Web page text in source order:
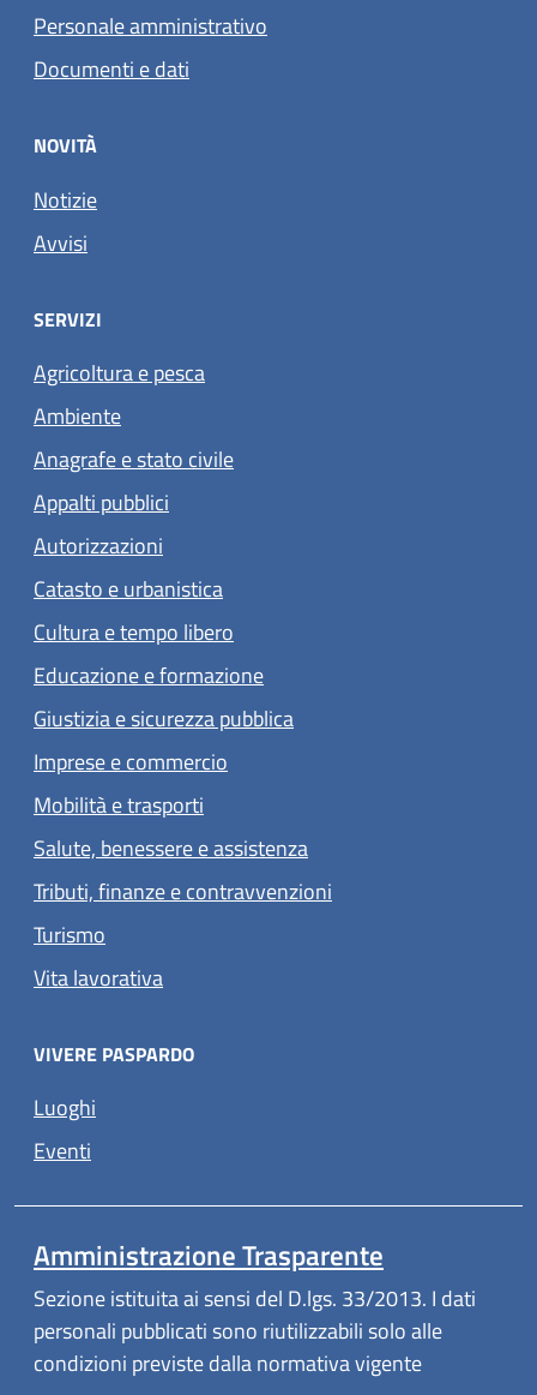
Personale amministrativo
Documenti e dati
NOVITÀ
Notizie
Avvisi
SERVIZI
Agricoltura e pesca
Ambiente
Anagrafe e stato civile
Appalti pubblici
Autorizzazioni
Catasto e urbanistica
Cultura e tempo libero
Educazione e formazione
Giustizia e sicurezza pubblica
Imprese e commercio
Mobilità e trasporti
Salute, benessere e assistenza
Tributi, finanze e contravvenzioni
Turismo
Vita lavorativa
VIVERE PASPARDO
Luoghi
Eventi
Amministrazione Trasparente
Sezione istituita ai sensi del D.lgs. 33/2013. I dati
personali pubblicati sono riutilizzabili solo alle
condizioni previste dalla normativa vigente